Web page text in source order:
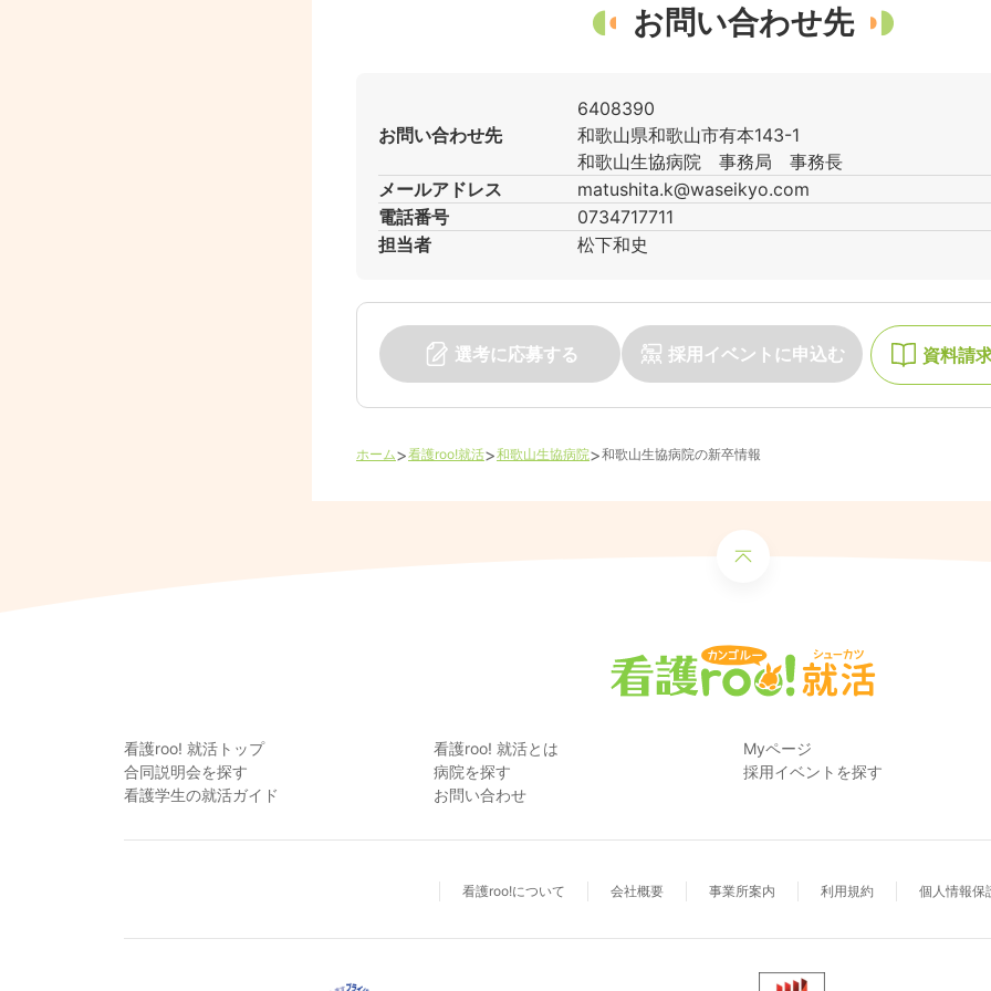
お問い合わせ先
お問い合わせ先
6408390
和歌山県和歌山市有本143-1
和歌山生協病院 事務局 事務長
メールアドレス
matushita.k@waseikyo.com
電話番号
0734717711
担当者
松下和史
資料請
採用イベントに申込む
選考に応募する
ホーム>看護roo!就活>和歌山生協病院>和歌山生協病院の新卒情報
看護roo! 就活トップ 看護roo! 就活とは
Myページ
合同説明会を探す
病院を探す
採用イベントを探す
看護学生の就活ガイド
お問い合わせ
看護roo!について 会社概要 事業所案内 利用規約 個人情報保